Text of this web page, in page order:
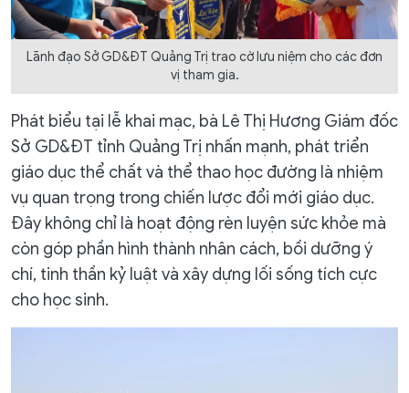
Lãnh đạo Sở GD&ĐT Quảng Trị trao cờ lưu niệm cho các đơn
vị tham gia.
Phát biểu tại lễ khai mạc, bà Lê Thị Hương Giám đốc
Sở GD&ĐT tỉnh Quảng Trị nhấn mạnh, phát triển
giáo dục thể chất và thể thao học đường là nhiệm
vụ quan trọng trong chiến lược đổi mới giáo dục.
Đây không chỉ là hoạt động rèn luyện sức khỏe mà
còn góp phần hình thành nhân cách, bồi dưỡng ý
chí, tinh thần kỷ luật và xây dựng lối sống tích cực
cho học sinh.